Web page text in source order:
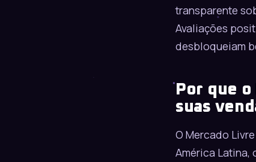
transparente
Avaliações
desbloqueiam
Por que
suas
O Mercado Livre
América Latina,